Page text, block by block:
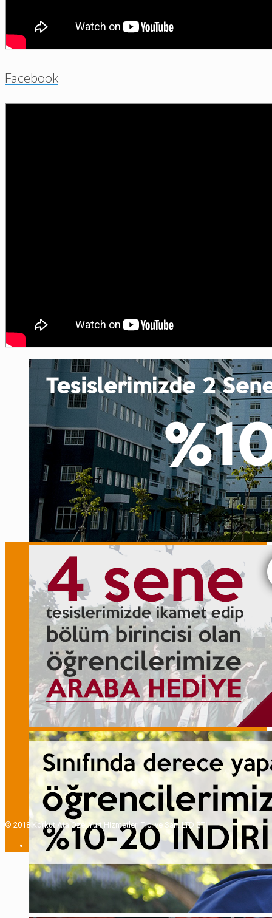
Facebook
© 2018 Korkut Ata Özel Yurt Hizmetleri Tic. ve San. LTD ŞTİ